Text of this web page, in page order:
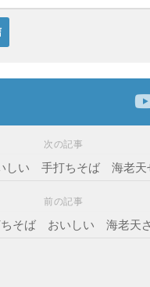
次の記事
しい 手打ちそば 海老天
前の記事
そば おいしい 海老天